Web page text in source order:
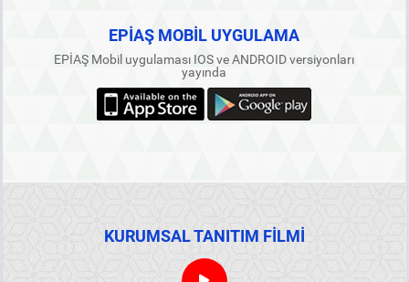
EPİAŞ MOBİL UYGULAMA
EPİAŞ Mobil uygulaması IOS ve ANDROID versiyonları
yayında
KURUMSAL TANITIM FİLMİ